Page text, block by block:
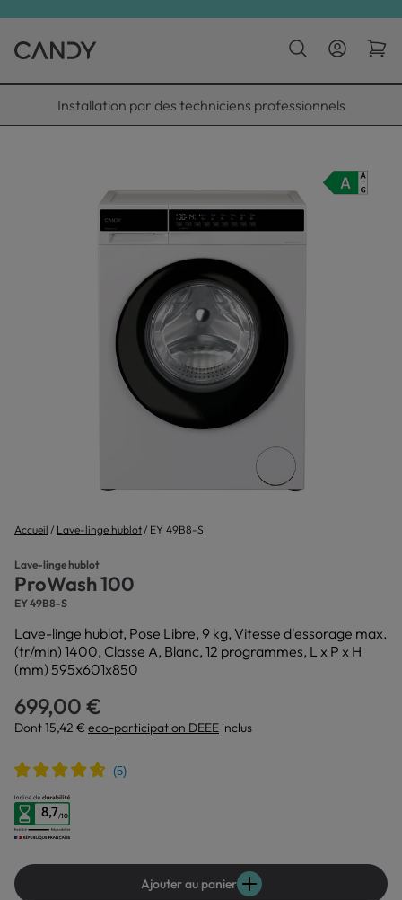
Installation par des techniciens professionnels
Accueil Lave-linge hublot EY 49B8-S
Lave-linge hublot
ProWash 100
EY 49B8-S
Lave-linge hublot, Pose Libre, 9 kg, Vitesse d'essorage max.
(tr/min) 1400, Classe A, Blanc, 12 programmes, L x P x H
(mm) 595x601x850
699,00 €
Dont 15,42 € eco-participation DEEE inclus
8,7/10
Ajouter au panier